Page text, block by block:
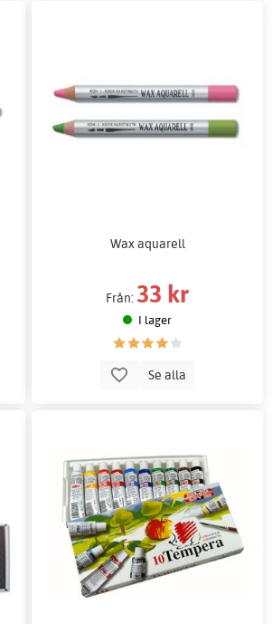
Wax aquarell
Från: 33 kr
I lager
Se alla